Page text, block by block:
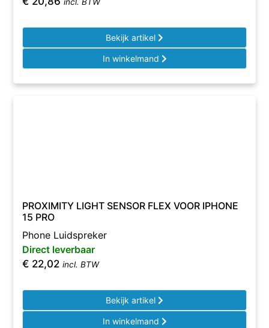
Bekijk artikel
In winkelmand
PROXIMITY LIGHT SENSOR FLEX VOOR IPHONE
15 PRO
Phone Luidspreker
Direct leverbaar
€ 22,02 incl. BTW
Bekijk artikel
In winkelmand